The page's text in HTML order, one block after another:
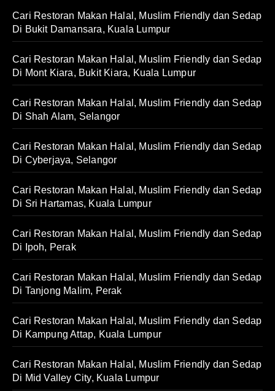
Cari Restoran Makan Halal, Muslim Friendly dan Sedap
Di Bukit Damansara, Kuala Lumpur
Cari Restoran Makan Halal, Muslim Friendly dan Sedap
Di Mont Kiara, Bukit Kiara, Kuala Lumpur
Cari Restoran Makan Halal, Muslim Friendly dan Sedap
Di Shah Alam, Selangor
Cari Restoran Makan Halal, Muslim Friendly dan Sedap
Di Cyberjaya, Selangor
Cari Restoran Makan Halal, Muslim Friendly dan Sedap
Di Sri Hartamas, Kuala Lumpur
Cari Restoran Makan Halal, Muslim Friendly dan Sedap
Di Ipoh, Perak
Cari Restoran Makan Halal, Muslim Friendly dan Sedap
Di Tanjong Malim, Perak
Cari Restoran Makan Halal, Muslim Friendly dan Sedap
Di Kampung Attap, Kuala Lumpur
Cari Restoran Makan Halal, Muslim Friendly dan Sedap
Di Mid Valley City, Kuala Lumpur